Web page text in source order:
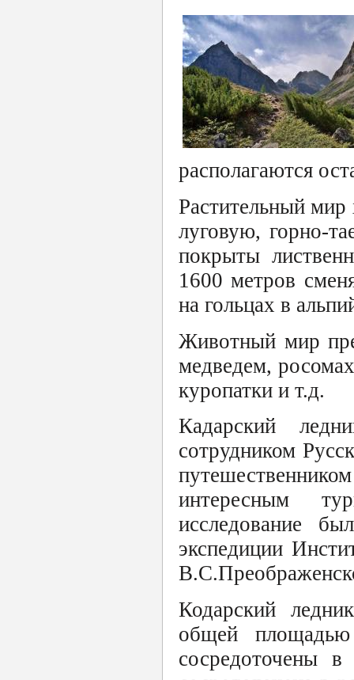
располагаются
Растительный мир
луговую, горно-
покрыты
1600 метров
на гольцах в
Животный мир
медведем,
куропатки и т.д.
Кадарский
сотрудником
интересным
исследование
экспедиции
Кодарский
общей
сосредоточены